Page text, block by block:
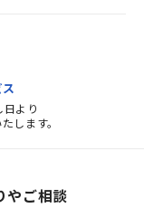
より
します。
やご相談